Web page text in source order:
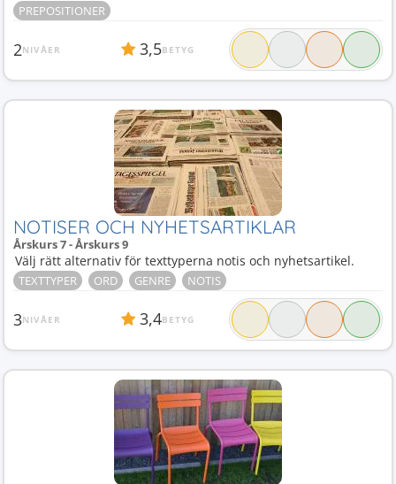
PREPOSITIONER
2NIVÅER 3,5BETYG
NOTISER OCH NYHETSARTIKLAR
Årskurs 7 - Årskurs 9
Välj rätt alternativ för texttyperna notis och nyhetsartikel.
TEXTTYPER ORD GENRE NOTIS
3NIVÅER 3,4BETYG